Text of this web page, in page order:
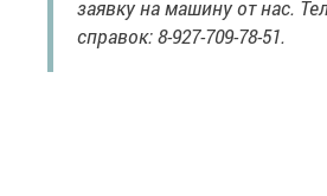
заявку на машину от нас.
справок: 8-927-709-78-51.